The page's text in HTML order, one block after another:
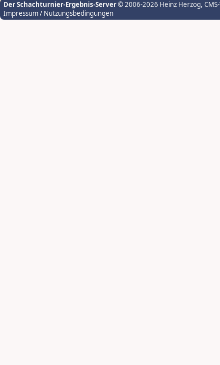
Der Schachturnier-Ergebnis-Server© 2006-2026 Heinz Herzog,
Impressum / Nutzungsbedingungen